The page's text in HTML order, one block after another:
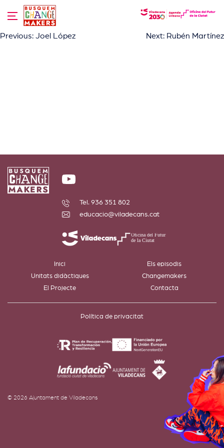
content
Navegació
Previous: Joel López Next: Rubén Martínez
Tel. 936 351 802
educacio@viladecans.cat
Inici
Els episodis
Unitats didàctiques
Changemakers
El Projecte
Contacta
Política de privacitat
© 2026 Ajuntament de Viladecans